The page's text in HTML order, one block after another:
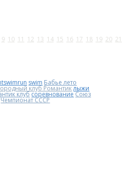
9 10 11 12 13 14 15 16 17 18 19 20 21
swim Бабье лето
клуб Романтиклыжи
клубсоревнованиеСоюз
Чемпионат СССР